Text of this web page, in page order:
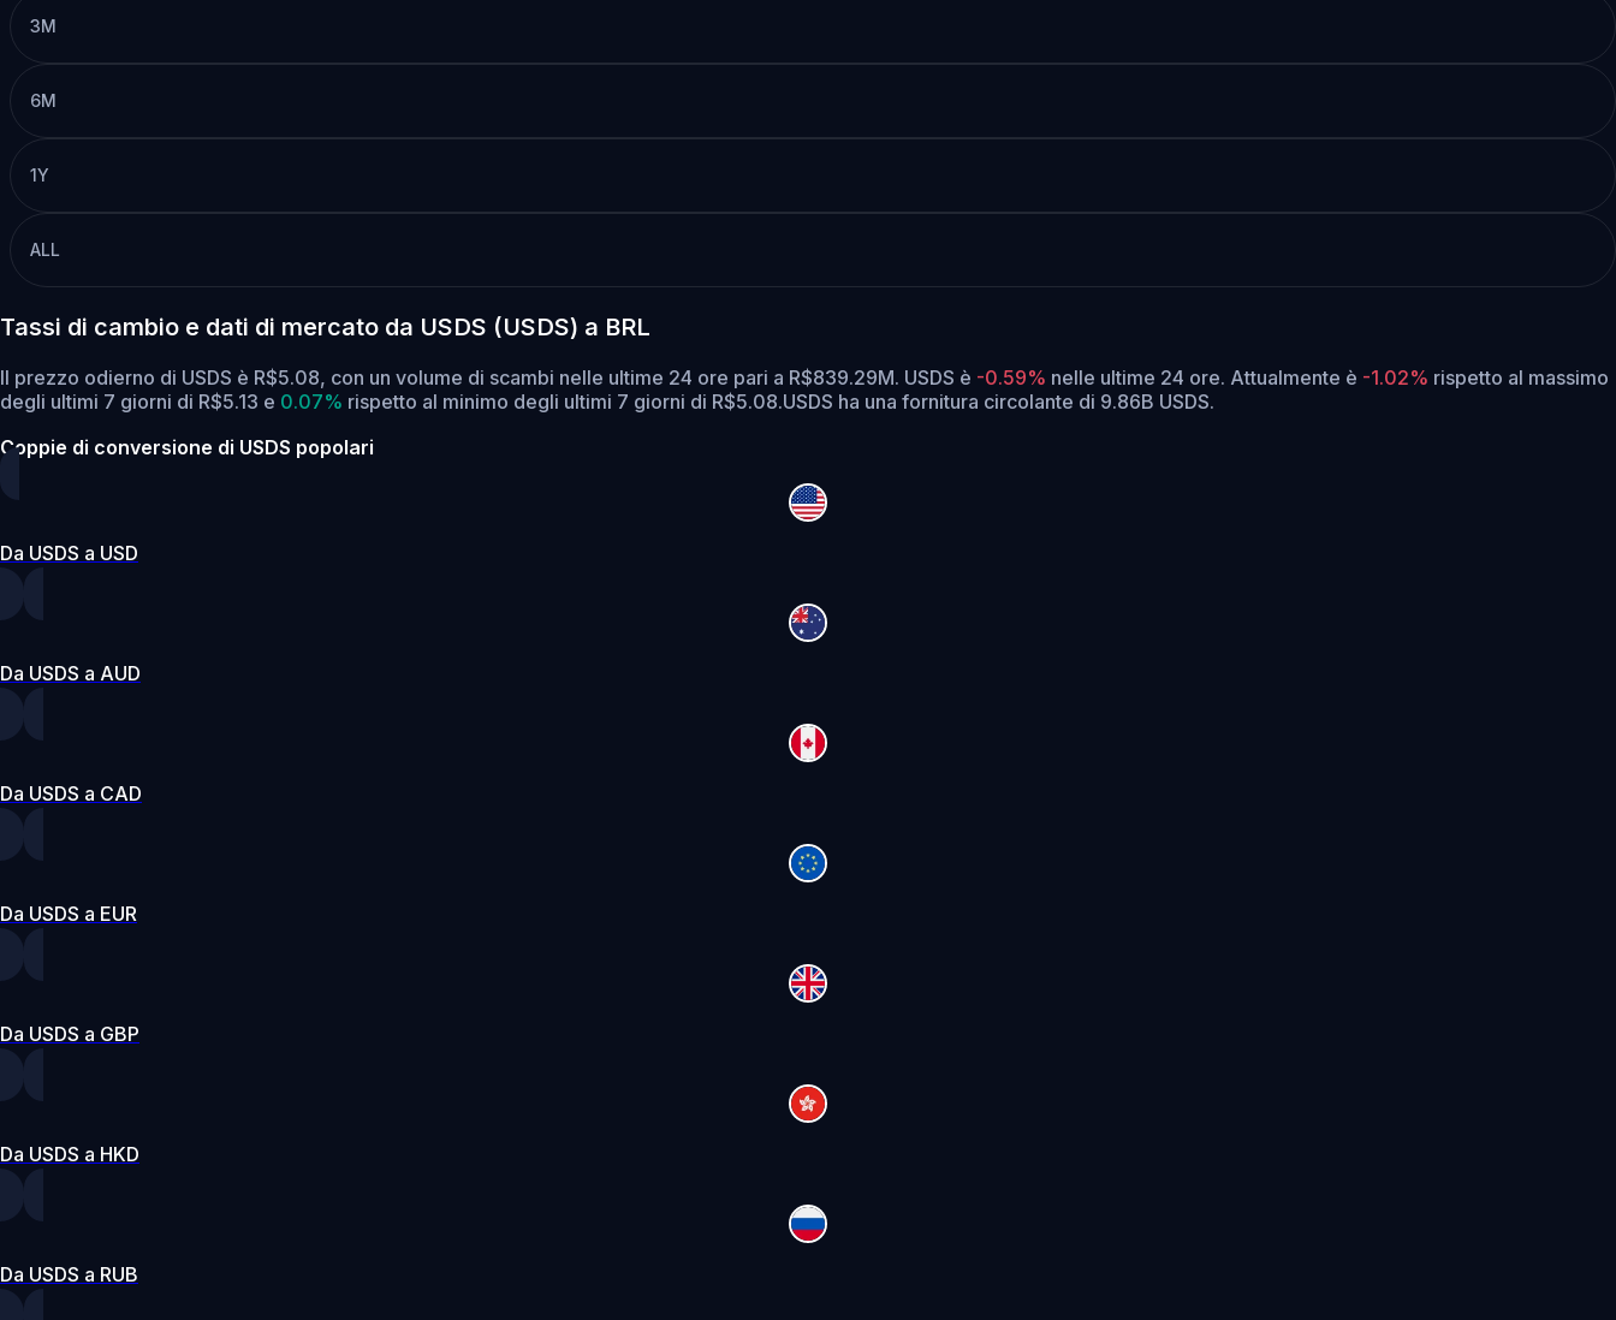
3M
6M
1Y
ALL
Tassi di cambio e dati di mercato da USDS (USDS) a BRL
Il prezzo odierno di USDS è R$5.08, con un volume di scambi nelle ultime 24 ore pari a R$839.29M. USDS è -0.59% nelle ultime 24 ore. Attualmente è -1.02% rispetto al massimo
degli ultimi 7 giorni di R$5.13 e 0.07% rispetto al minimo degli ultimi 7 giorni di R$5.08.USDS ha una fornitura circolante di 9.86B USDS.
Coppie di conversione di USDS popolari
Da USDS a USD
Da USDS a AUD
Da USDS a CAD
Da USDS a EUR
Da USDS a GBP
Da USDS a HKD
Da USDS a RUB